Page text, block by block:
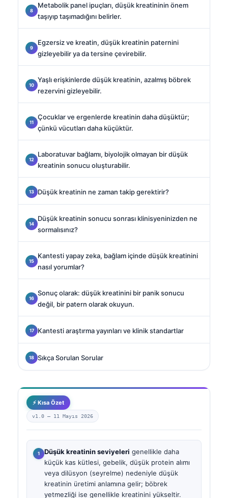
Metabolik panel ipuçları, düşük kreatininin önem
taşıyıp taşımadığını belirler.
Egzersiz ve kreatin, düşük kreatinin paternini
gizleyebilir ya da tersine çevirebilir.
Yaşlı erişkinlerde düşük kreatinin, azalmış böbrek
rezervini gizleyebilir.
Çocuklar ve ergenlerde kreatinin daha düşüktür;
çünkü vücutları daha küçüktür.
Laboratuvar bağlamı, biyolojik olmayan bir düşük
kreatinin sonucu oluşturabilir.
Düşük kreatinin ne zaman takip gerektirir?
Düşük kreatinin sonucu sonrası klinisyeninizden ne
sormalısınız?
Kantesti yapay zeka, bağlam içinde düşük kreatinini
nasıl yorumlar?
Sonuç olarak: düşük kreatinini bir panik sonucu
değil, bir patern olarak okuyun.
Kantesti araştırma yayınları ve klinik standartlar
Sıkça Sorulan Sorular
⚡ Kısa Özet
v1.0 — 11 Mayıs 2026
Düşük kreatinin seviyeleri genellikle daha
küçük kas kütlesi, gebelik, düşük protein alımı
veya dilüsyon (seyrelme) nedeniyle düşük
kreatinin üretimi anlamına gelir; böbrek
yetmezliği ise genellikle kreatinini yükseltir.